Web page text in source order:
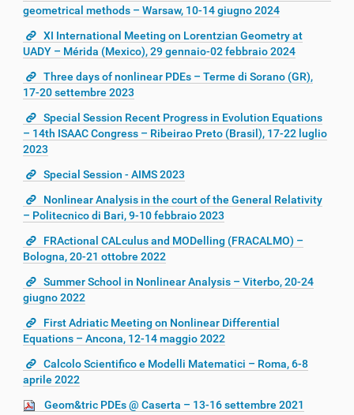
geometrical methods – Warsaw, 10-14 giugno 2024
XI International Meeting on Lorentzian Geometry at
UADY – Mérida (Mexico), 29 gennaio-02 febbraio 2024
Three days of nonlinear PDEs – Terme di Sorano (GR),
17-20 settembre 2023
Special Session Recent Progress in Evolution Equations
– 14th ISAAC Congress – Ribeirao Preto (Brasil), 17-22 luglio
2023
Special Session - AIMS 2023
Nonlinear Analysis in the court of the General Relativity
– Politecnico di Bari, 9-10 febbraio 2023
FRActional CALculus and MODelling (FRACALMO) –
Bologna, 20-21 ottobre 2022
Summer School in Nonlinear Analysis – Viterbo, 20-24
giugno 2022
First Adriatic Meeting on Nonlinear Differential
Equations – Ancona, 12-14 maggio 2022
Calcolo Scientifico e Modelli Matematici – Roma, 6-8
aprile 2022
Geom&tric PDEs @ Caserta – 13-16 settembre 2021